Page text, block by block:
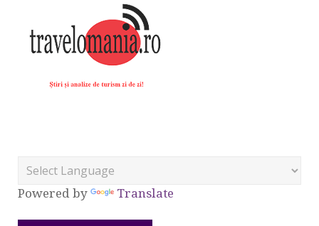
Powered by Translate